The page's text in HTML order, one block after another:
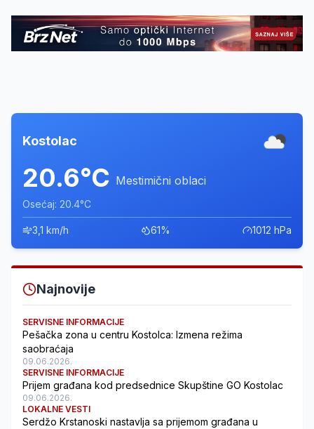
Kostolac
20.6°C Mestimični oblaci
Osećaj: 20.4°C
3,1 km/h 61% 1012 hPa
Najnovije
SERVISNE INFORMACIJE
Pešačka zona u centru Kostolca: Izmena režima
saobraćaja
09.06.2026.
SERVISNE INFORMACIJE
Prijem građana kod predsednice Skupštine GO Kostolac
09.06.2026.
LOKALNE VESTI
Serdžo Krstanoski nastavlja sa prijemom građana u